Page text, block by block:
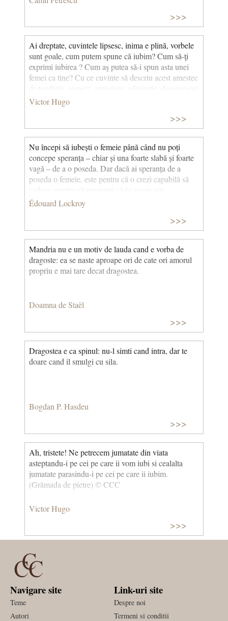
>>>
Ai dreptate, cuvintele lipsesc, inima e plină, vorbele
sunt goale, cum putem spune că iubim? Cum să-ţi
exprimi iubirea ? Cum aş putea să-i spun asta unei
femei ca tine? Cu ce cuvinte să descriu acest amestec
şi adoraţie pe care un suflet ca al tău îl naşte într-o
inimă ca a mea? Renunţ. Limbajul omenesc nu este
făcut pentru a exprima infinitul şi mă mulțumesc doar
să îţi spun că te iubesc! (Scrisoare către Léonie
d’Aunet) © CCC
Victor Hugo
>>>
Nu începi să iubești o femeie până când nu poți
concepe speranța – chiar și una foarte slabă și foarte
vagă – de a o poseda. Dar dacă ai speranța de a
poseda o femeie, este pentru că o crezi capabilă să
îndatoririle. Nu o mai respecți. Deci iubirea se
bazează pe dispreț. (Vulturii Capitoliului) © CCC
Édouard Lockroy
>>>
Mandria nu e un motiv de lauda cand e vorba de
dragoste: ea se naste aproape ori de cate ori amorul
propriu e mai tare decat dragostea.
Doamna de Staël
>>>
Dragostea e ca spinul: nu-l simti cand intra, dar te
doare cand il smulgi cu sila.
Bogdan P. Hasdeu
>>>
Ah, tristete! Ne petrecem jumatate din viata
asteptandu-i pe cei pe care ii vom iubi si cealalta
jumatate parasindu-i pe cei pe care ii iubim.
(Grămada de pietre) © CCC
Victor Hugo
>>>
Navigare site
Teme
Autori
Link-uri site
Despre noi
Termeni si conditii